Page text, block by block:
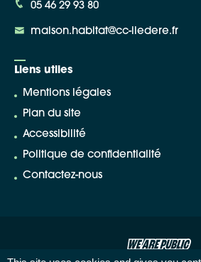
05 46 29 93 80
maison.habitat@cc-iledere.fr
Liens utiles
Mentions légales
Plan du site
Accessibilité
Politique de confidentialité
Contactez-nous